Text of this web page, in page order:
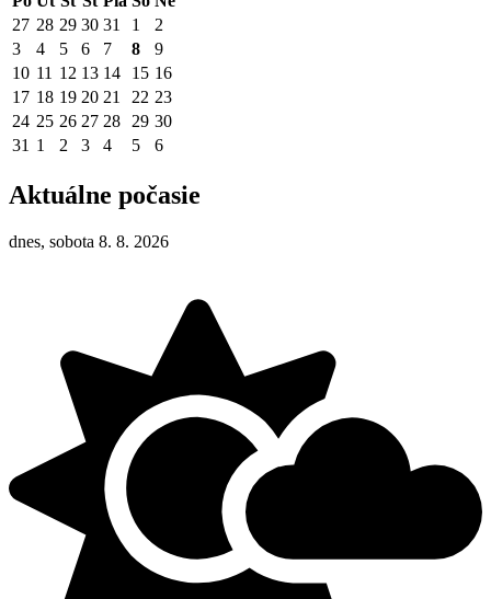
27 28 29 30 31 1
2
3
4 5 6 7 8
9
10 11 12 13 14 15 16
17 18 19 20 21 22 23
24 25 26 27 28 29 30
31 1 2 3 4 5 6
Aktuálne počasie
dnes, sobota 8. 8. 2026